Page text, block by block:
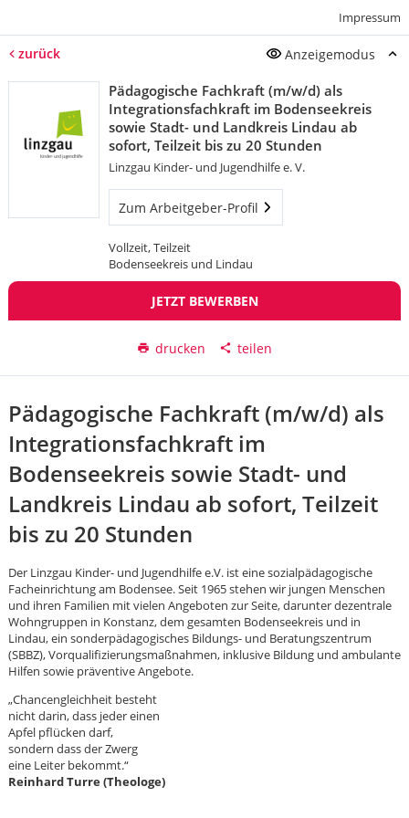
Impressum
zurück Anzeigemodus
Pädagogische Fachkraft (m/w/d) als
Integrationsfachkraft im Bodenseekreis
sowie Stadt- und Landkreis Lindau ab
sofort, Teilzeit bis zu 20 Stunden
Linzgau Kinder- und Jugendhilfe e. V.
Zum Arbeitgeber-Profil
Vollzeit, Teilzeit
Bodenseekreis und Lindau
JETZT BEWERBEN
drucken teilen
Pädagogische Fachkraft (m/w/d) als
Integrationsfachkraft im
Bodenseekreis sowie Stadt- und
Landkreis Lindau ab sofort, Teilzeit
bis zu 20 Stunden
Der Linzgau Kinder- und Jugendhilfe e.V. ist eine sozialpädagogische
Facheinrichtung am Bodensee. Seit 1965 stehen wir jungen Menschen
und ihren Familien mit vielen Angeboten zur Seite, darunter dezentrale
Wohngruppen in Konstanz, dem gesamten Bodenseekreis und in
Lindau, ein sonderpädagogisches Bildungs- und Beratungszentrum
(SBBZ), Vorqualifizierungsmaßnahmen, inklusive Bildung und ambulante
Hilfen sowie präventive Angebote.
„Chancengleichheit besteht
nicht darin, dass jeder einen
Apfel pflücken darf,
sondern dass der Zwerg
eine Leiter bekommt.“
Reinhard Turre (Theologe)